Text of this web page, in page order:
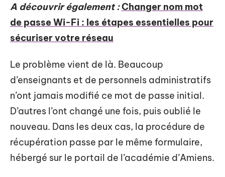
A découvrir également :Changer nom mot
de passe Wi-Fi : les étapes essentielles pour
sécuriser votre réseau
Le problème vient de là. Beaucoup
d’enseignants et de personnels administratifs
n’ont jamais modifié ce mot de passe initial.
D’autres l’ont changé une fois, puis oublié le
nouveau. Dans les deux cas, la procédure de
récupération passe par le même formulaire,
hébergé sur le portail de l’académie d’Amiens.